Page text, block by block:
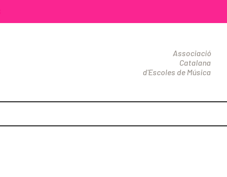
Associació
Catalana
d'Escoles de Música